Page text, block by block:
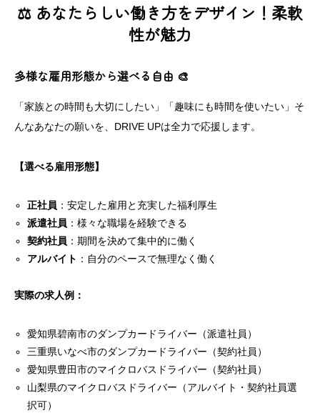
⚖️ あなたらしい働き方をデザイン！柔軟
性が魅力
多様な雇用形態から選べる自由 🎨
「家族との時間も大切にしたい」「趣味にも時間を使いたい」そ
んなあなたの願いを、DRIVE UPは全力で応援します。
【選べる雇用形態】
正社員 ：安定した雇用と充実した福利厚生
派遣社員 ：様々な職場を経験できる
契約社員 ：期間を決めて集中的に働く
アルバイト ：自分のペースで無理なく働く
実際の求人例：
愛知県碧南市のダンプカードライバー（派遣社員）
三重県いなべ市のダンプカードライバー（契約社員）
愛知県豊田市のマイクロバスドライバー（契約社員）
山梨県のマイクロバスドライバー（アルバイト・契約社員選
択可）